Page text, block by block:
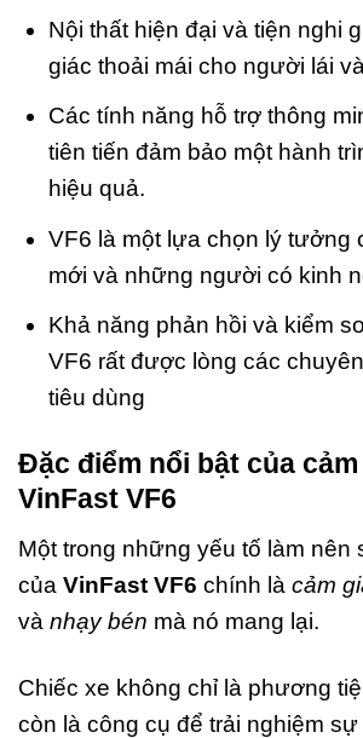
Nội thất hiện đại và tiện nghi
giác thoải mái cho người lái
Các tính năng hỗ trợ thông
tiên tiến đảm bảo một hành
hiệu quả.
VF6 là một lựa chọn lý tưởng
mới và những người có kinh
Khả năng phản hồi và kiểm
VF6 rất được lòng các
tiêu dùng
Đặc điểm nổi bật của
VinFast VF6
Một trong những yếu tố làm nên
của VinFast VF6 chính là cảm
và nhạy bén mà nó mang lại.
Chiếc xe không chỉ là phương
còn là công cụ để trải nghiệm